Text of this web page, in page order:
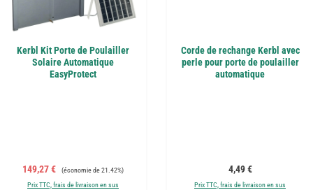
Kerbl Kit Porte de Poulailler
Solaire Automatique
EasyProtect
Prix de vente :
149,27 € Prix régulier :
(économie de 21.42%)
Prix TTC, frais de livraison en sus
Corde de rechange Kerbl avec
perle pour porte de poulailler
automatique
Prix régulier :
4,49 €
Prix TTC, frais de livraison en sus